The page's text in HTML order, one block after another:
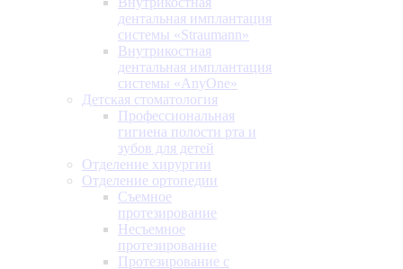
дентальная имплантация
системы «Straumann»
Внутрикостная
дентальная имплантация
системы «AnyOne»
Детская стоматология
Профессиональная
гигиена полости рта и
зубов для детей
Отделение хирургии
Отделение ортопедии
Съемное
протезирование
Несъемное
протезирование
Протезирование с